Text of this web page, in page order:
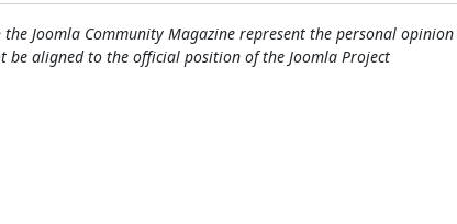
Joomla Community Magazine represent the personal
be aligned to the official position of the Joomla Project